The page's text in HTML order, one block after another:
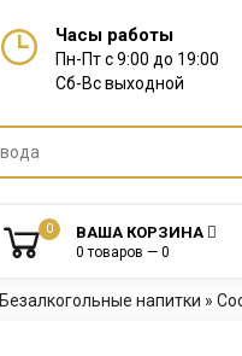
Часы работы
Пн-Пт с 9:00 до 19:00
Сб-Вс выходной
0 ВАША КОРЗИНА
0 товаров — 0
Безалкогольные напитки »